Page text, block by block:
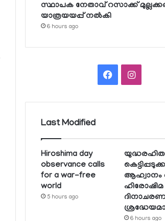
സ്ഥാപക നേതാവ് റസാക്ക്
യാത്രയയപ്പ് നല്‍കി
6 hours ago
Facebook
Last Modified
Hiroshima day
observance calls
for a war-free
world
5 hours ago
ആഹ്വാനം
ഹിരോഷിമ
6 hours ago